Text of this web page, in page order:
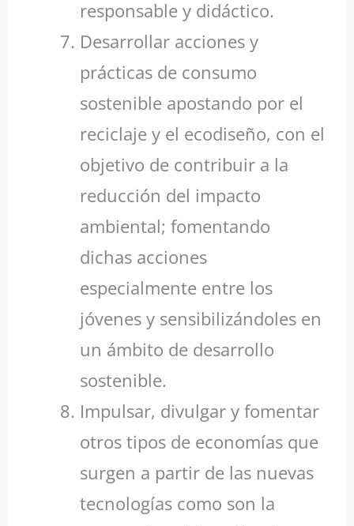
responsable y didáctico.
Desarrollar acciones y
prácticas de consumo
sostenible apostando por el
reciclaje y el ecodiseño, con el
objetivo de contribuir a la
reducción del impacto
ambiental; fomentando
dichas acciones
especialmente entre los
jóvenes y sensibilizándoles en
un ámbito de desarrollo
sostenible.
Impulsar, divulgar y fomentar
otros tipos de economías que
surgen a partir de las nuevas
tecnologías como son la